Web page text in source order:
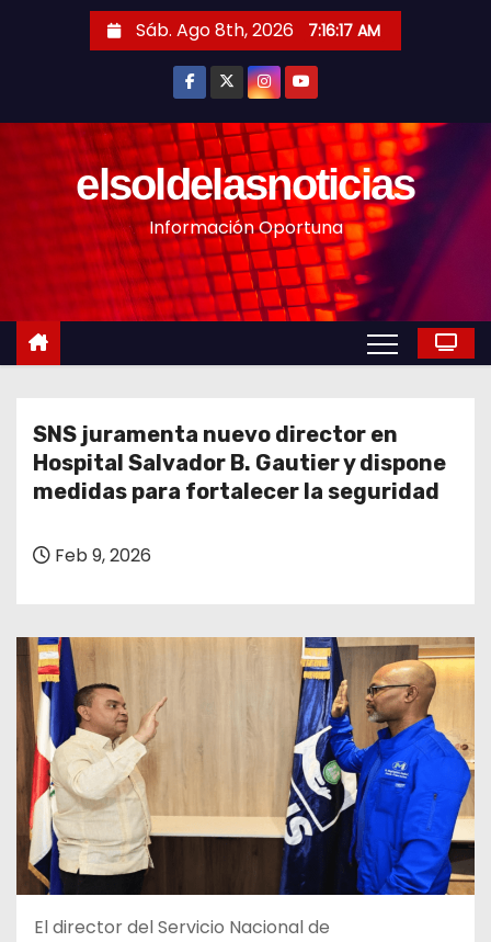
n
Sáb. Ago 8th, 2026 7:16:19 AM
elsoldelasnoticias
Información Oportuna
SNS juramenta nuevo director en
Hospital Salvador B. Gautier y dispone
medidas para fortalecer la seguridad
Feb 9, 2026
El director del Servicio Nacional de